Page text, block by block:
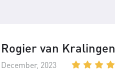
Rogier van Kralingen
December, 2023